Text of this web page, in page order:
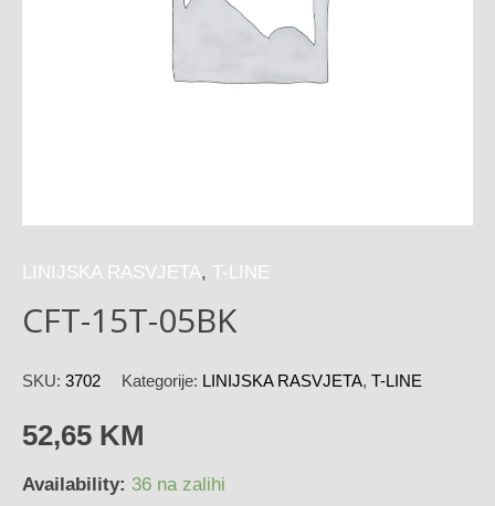
LINIJSKA RASVJETA, T-LINE
CFT-15T-05BK
SKU: 3702 Kategorije: LINIJSKA RASVJETA, T-LINE
52,65 KM
Availability: 36 na zalihi